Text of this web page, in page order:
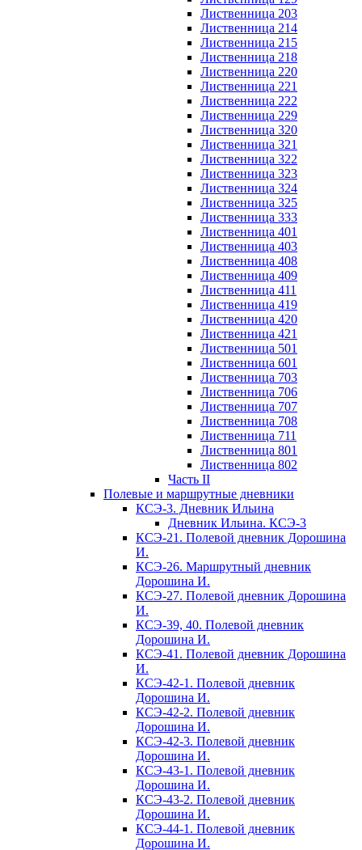
Лиственница 203
Лиственница 214
Лиственница 215
Лиственница 218
Лиственница 220
Лиственница 221
Лиственница 222
Лиственница 229
Лиственница 320
Лиственница 321
Лиственница 322
Лиственница 323
Лиственница 324
Лиственница 325
Лиственница 333
Лиственница 401
Лиственница 403
Лиственница 408
Лиственница 409
Лиственница 411
Лиственница 419
Лиственница 420
Лиственница 421
Лиственница 501
Лиственница 601
Лиственница 703
Лиственница 706
Лиственница 707
Лиственница 708
Лиственница 711
Лиственница 801
Лиственница 802
Часть II
Полевые и маршрутные дневники
КСЭ-3. Дневник Ильина
Дневник Ильина. КСЭ-3
КСЭ-21. Полевой дневник Дорошина
И.
КСЭ-26. Маршрутный дневник
Дорошина И.
КСЭ-27. Полевой дневник Дорошина
И.
КСЭ-39, 40. Полевой дневник
Дорошина И.
КСЭ-41. Полевой дневник Дорошина
И.
КСЭ-42-1. Полевой дневник
Дорошина И.
КСЭ-42-2. Полевой дневник
Дорошина И.
КСЭ-42-3. Полевой дневник
Дорошина И.
КСЭ-43-1. Полевой дневник
Дорошина И.
КСЭ-43-2. Полевой дневник
Дорошина И.
КСЭ-44-1. Полевой дневник
Дорошина И.